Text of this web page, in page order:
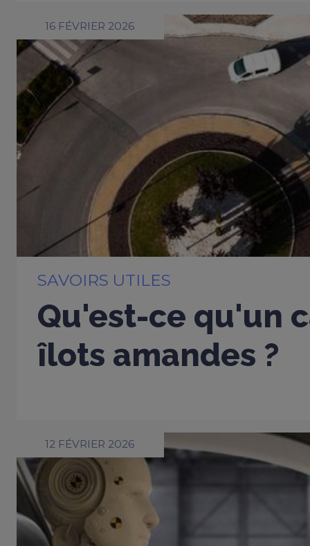
16 FÉVRIER 2026
SAVOIRS UTILES
Qu'est-ce qu'un
îlots amandes ?
12 FÉVRIER 2026